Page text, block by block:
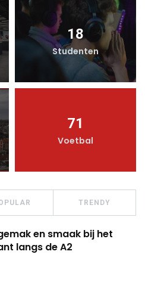
18
Studenten
71
Voetbal
TRENDY
en smaak bij het
langs de A2